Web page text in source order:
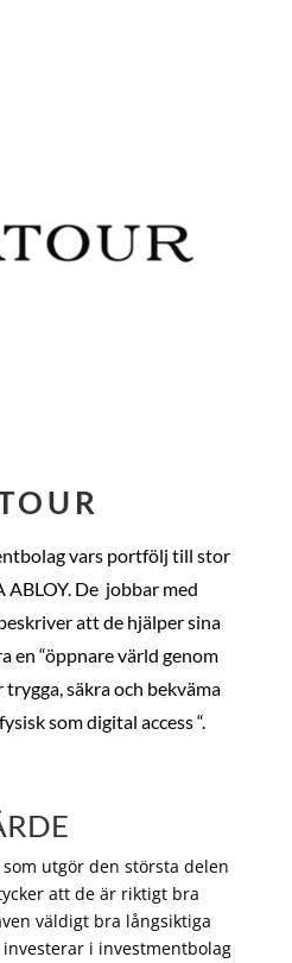
vars portfölj till stor
ABLOY. De jobbar med
att de hjälper sina
en “öppnare värld genom
säkra och bekväma
som digital access “.
utgör den största delen
att de är riktigt bra
väldigt bra långsiktiga
i investmentbolag